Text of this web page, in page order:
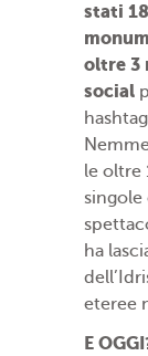
stati
oltre 3
social
hashtag
le oltre
ha
eteree
E